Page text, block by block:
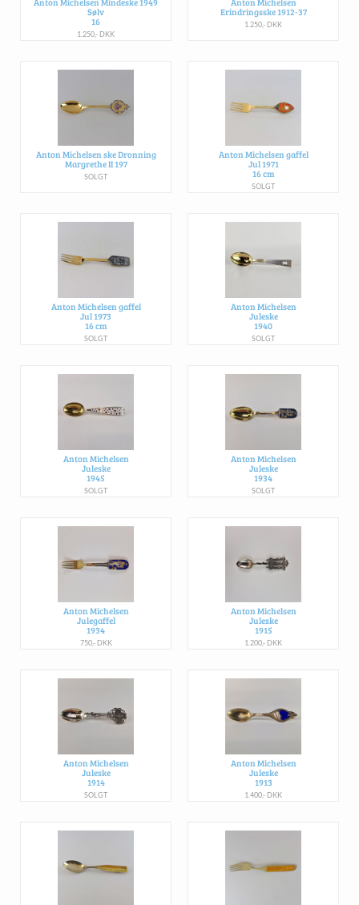
Sølv
16
1.250,- DKK
Erindringsske 1912-37
1.250,- DKK
Anton Michelsen ske Dronning
Margrethe II 197
SOLGT
Anton Michelsen gaffel
Jul 1971
16 cm
SOLGT
Anton Michelsen gaffel
Jul 1973
16 cm
SOLGT
Anton Michelsen
Juleske
1940
SOLGT
Anton Michelsen
Juleske
1945
SOLGT
Anton Michelsen
Juleske
1934
SOLGT
Anton Michelsen
Julegaffel
1934
750,- DKK
Anton Michelsen
Juleske
1915
1.200,- DKK
Anton Michelsen
Juleske
1914
SOLGT
Anton Michelsen
Juleske
1913
1.400,- DKK